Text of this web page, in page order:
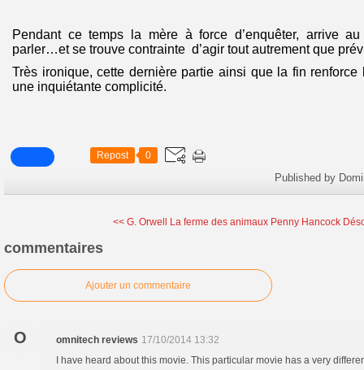
Pendant ce temps la mère à force d’enquêter, arrive
parler…et se trouve contrainte d’agir tout autrement que
Très ironique, cette dernière partie ainsi que la fin
une inquiétante complicité.
Repost 0
Published by
<< G. Orwell La ferme des animaux Penny Hancock
commentaires
Ajouter un commentaire
O omnitech reviews 17/10/2014 13:32
I have heard about this movie. This particular movie has a very